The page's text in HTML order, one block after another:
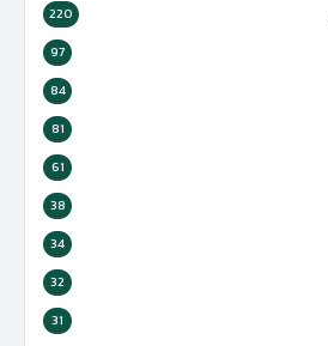
220
97
84
81
61
38
34
32
31